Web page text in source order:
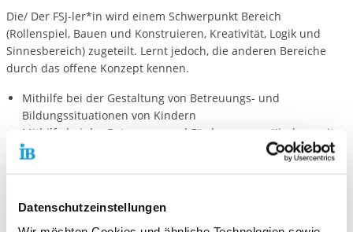
Datenschutzeinstellungen
Die/ Der FSJ-ler*in wird einem Schwerpunkt Bereich
(Rollenspiel, Bauen und Konstruieren, Kreativität, Logik und
Sinnesbereich) zugeteilt. Lernt jedoch, die anderen Bereiche
durch das offene Konzept kennen.
Mithilfe bei der Gestaltung von Betreuungs- und
Bildungssituationen von Kindern
Mithilfe bei der Betreuung und Förderung von Kindern mit
besonderem Förderbedarf
Zähneputzen, Ausflügen ect.)
Teilnahme an Teamsitzungen, Tagesplanung